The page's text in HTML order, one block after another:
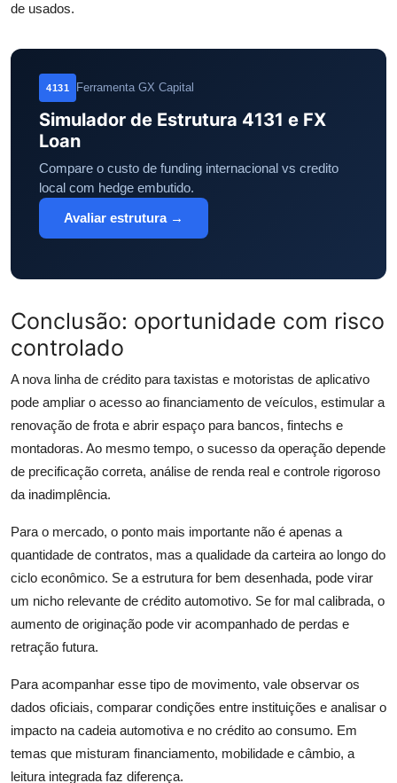
de usados.
4131 Ferramenta GX Capital
Simulador de Estrutura 4131 e FX
Loan
Compare o custo de funding internacional vs credito
local com hedge embutido.
Avaliar estrutura →
Conclusão: oportunidade com risco
controlado
A nova linha de crédito para taxistas e motoristas de aplicativo
pode ampliar o acesso ao financiamento de veículos, estimular a
renovação de frota e abrir espaço para bancos, fintechs e
montadoras. Ao mesmo tempo, o sucesso da operação depende
de precificação correta, análise de renda real e controle rigoroso
da inadimplência.
Para o mercado, o ponto mais importante não é apenas a
quantidade de contratos, mas a qualidade da carteira ao longo do
ciclo econômico. Se a estrutura for bem desenhada, pode virar
um nicho relevante de crédito automotivo. Se for mal calibrada, o
aumento de originação pode vir acompanhado de perdas e
retração futura.
Para acompanhar esse tipo de movimento, vale observar os
dados oficiais, comparar condições entre instituições e analisar o
impacto na cadeia automotiva e no crédito ao consumo. Em
temas que misturam financiamento, mobilidade e câmbio, a
leitura integrada faz diferença.